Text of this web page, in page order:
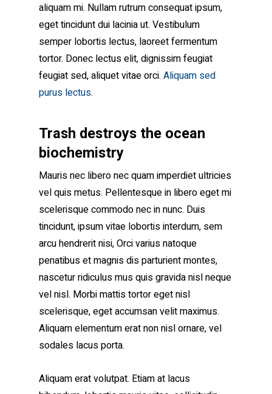
aliquam mi. Nullam rutrum consequat ipsum,
eget tincidunt dui lacinia ut. Vestibulum
semper lobortis lectus, laoreet fermentum
tortor. Donec lectus elit, dignissim feugiat
feugiat sed, aliquet vitae orci. Aliquam sed
purus lectus.
Trash destroys the ocean
biochemistry
Mauris nec libero nec quam imperdiet ultricies
vel quis metus. Pellentesque in libero eget mi
scelerisque commodo nec in nunc. Duis
tincidunt, ipsum vitae lobortis interdum, sem
arcu hendrerit nisi, Orci varius natoque
penatibus et magnis dis parturient montes,
nascetur ridiculus mus quis gravida nisl neque
vel nisl. Morbi mattis tortor eget nisl
scelerisque, eget accumsan velit maximus.
Aliquam elementum erat non nisl ornare, vel
sodales lacus porta.
Aliquam erat volutpat. Etiam at lacus